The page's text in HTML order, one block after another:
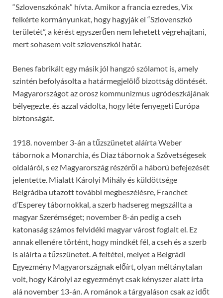
“Szlovenszkónak” hívta. Amikor a francia ezredes, Vix
felkérte kormányunkat, hogy hagyják el “Szlovenszkó
területét”, a kérést egyszerűen nem lehetett végrehajtani,
mert sohasem volt szlovenszkói határ.
Benes fabrikált egy másik jól hangzó szólamot is, amely
szintén befolyásolta a határmegjelölő bizottság döntését.
Magyarországot az orosz kommunizmus ugródeszkájának
bélyegezte, és azzal vádolta, hogy léte fenyegeti Európa
biztonságát.
1918. november 3-án a tűzszünetet aláírta Weber
tábornok a Monarchia, és Diaz tábornok a Szövetségesek
oldaláról, s ez Magyarország részéről a háború befejezését
jelentette. Mialatt Károlyi Mihály és küldöttsége
Belgrádba utazott további megbeszélésre, Franchet
d’Esperey tábornokkal, a szerb hadsereg megszállta a
magyar Szerémséget; november 8-án pedig a cseh
katonaság számos felvidéki magyar várost foglalt el. Ez
annak ellenére történt, hogy mindkét fél, a cseh és a szerb
is aláírta a tűzszünetet. A feltétel, melyet a Belgrádi
Egyezmény Magyarországnak előírt, olyan méltánytalan
volt, hogy Károlyi az egyezményt csak kényszer alatt írta
alá november 13-án. A románok a tárgyaláson csak az időt